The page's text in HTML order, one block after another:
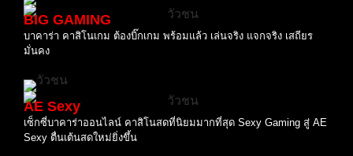
BIG GAMING
บาคาร่า คาสิโนเกม ต้องบิ๊กเกม พร้อมแล้ว เล่นจริง แจกจริง เสถียร
มั่นคง
AE Sexy
เซ็กซี่บาคาร่าออนไลน์ คาสิโนสดที่นิยมมากที่สุด Sexy Gaming สู่ AE
Sexy ตื่นเต้นสดใหม่ยิ่งขึ้น